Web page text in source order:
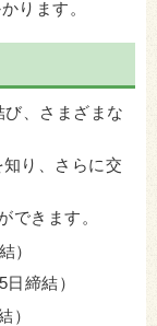
ります。
、さまざまな
り、さらに交
できます。
）
日締結）
）